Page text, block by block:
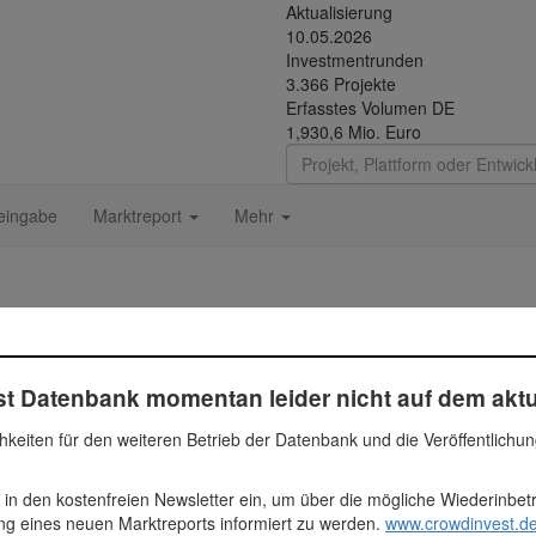
Aktualisierung
10.05.2026
Investmentrunden
3.366 Projekte
Erfasstes Volumen DE
1,930,6 Mio. Euro
Marktreport Mehr
und angrenzende Regionen.
Gewissen recherchiert, können aber nicht tagesaktuell überarbeitet
über den Button „
mitzuteilen. Daten
werden nur abgeschlossene und erfolgreich finanzierte Projekte
Datenbank momentan leider nicht auf dem
für den weiteren Betrieb der Datenbank und die
den kostenfreien Newsletter ein, um über die mögliche
eines neuen Marktreports informiert zu werden.